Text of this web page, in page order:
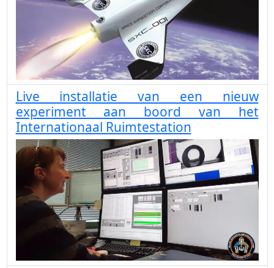
Live installatie van een nieuw
experiment aan boord van het
Internationaal Ruimtestation